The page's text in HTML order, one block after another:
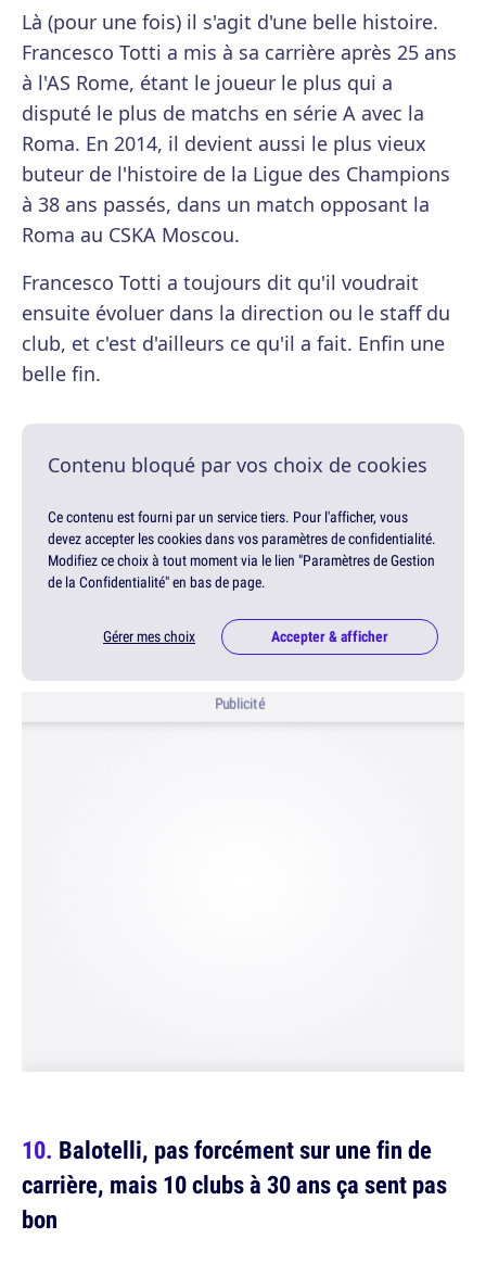
Là (pour une fois) il s'agit d'une belle histoire.
Francesco Totti a mis à sa carrière après 25 ans
à l'AS Rome, étant le joueur le plus qui a
disputé le plus de matchs en série A avec la
Roma. En 2014, il devient aussi le plus vieux
buteur de l'histoire de la Ligue des Champions
à 38 ans passés, dans un match opposant la
Roma au CSKA Moscou.
Francesco Totti a toujours dit qu'il voudrait
ensuite évoluer dans la direction ou le staff du
club, et c'est d'ailleurs ce qu'il a fait. Enfin une
belle fin.
Contenu bloqué par vos choix de cookies
Ce contenu est fourni par un service tiers. Pour l'afficher, vous
devez accepter les cookies dans vos paramètres de confidentialité.
Modifiez ce choix à tout moment via le lien "Paramètres de Gestion
de la Confidentialité" en bas de page.
Gérer mes choix Accepter & afficher
Publicité
Balotelli, pas forcément sur une fin de
carrière, mais 10 clubs à 30 ans ça sent pas
bon